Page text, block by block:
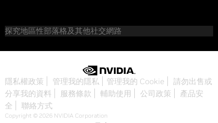
探究地區性部落格及其他社交網路
隱私權政策 管理我的隱私 管理我的 Cookie
請勿出售或
分享我的資料
服務條款 輔助使用 公司政策
產品安
全
聯絡方式
Copyright © 2026 NVIDIA Corporation